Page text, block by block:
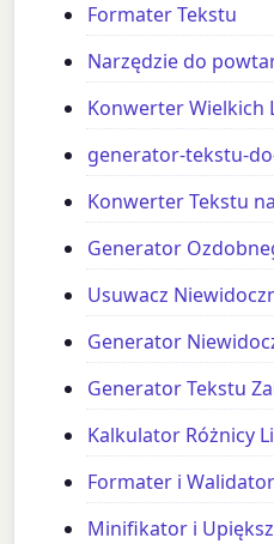
Formater Tekstu
Narzędzie do
Konwerter Wielkich
generator-tekstu-
Konwerter Tekstu
Generator
Usuwacz
Generator
Generator Tekstu
Kalkulator Różnicy
Formater i Walidator
Minifikator i